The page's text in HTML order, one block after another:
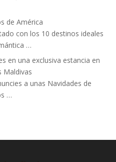
de América
con los 10 destinos ideales
…
en una exclusiva estancia en
Maldivas
a unas Navidades de
…